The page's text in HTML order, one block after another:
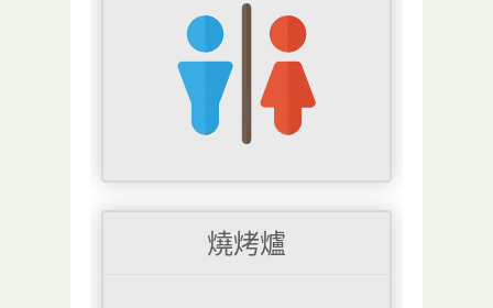
燒烤爐